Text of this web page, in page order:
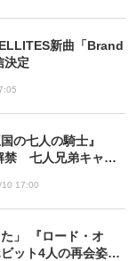
新曲「Brand
決定
の七人の騎士』
禁 七人兄弟キャス
17:00
」 『ロード・オ
ット4人の再会姿に